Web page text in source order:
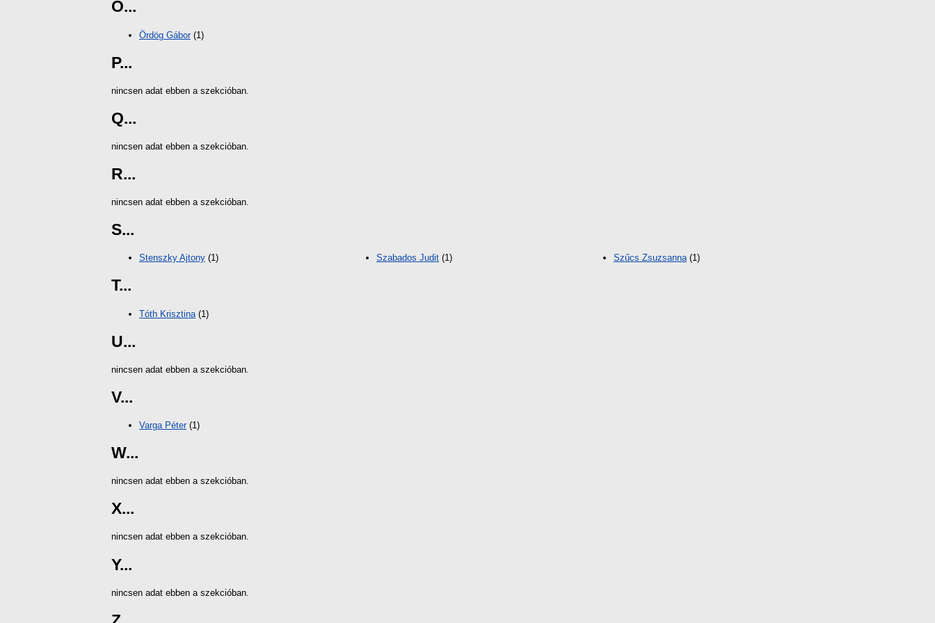
Ö...
Ördög Gábor(1)
P...
nincsen adat ebben a szekcióban.
Q...
nincsen adat ebben a szekcióban.
R...
nincsen adat ebben a szekcióban.
S...
Stenszky Ajtony (1) Szabados Judit (1) Szűcs Zsuzsanna(1)
T...
Tóth Krisztina (1)
U...
nincsen adat ebben a szekcióban.
V...
Varga Péter(1)
W...
nincsen adat ebben a szekcióban.
X...
nincsen adat ebben a szekcióban.
Y...
nincsen adat ebben a szekcióban.